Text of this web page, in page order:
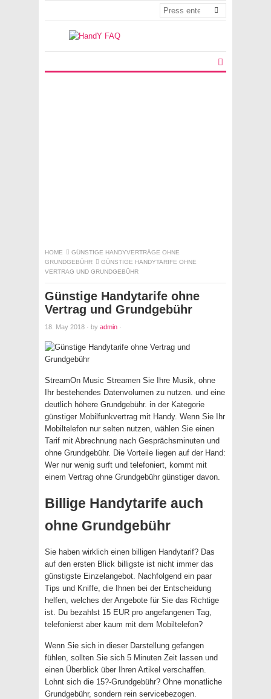
HOME
GÜNSTIGE HANDYVERTRÄGE OHNE
GRUNDGEBÜHR
GÜNSTIGE HANDYTARIFE OHNE
VERTRAG UND GRUNDGEBÜHR
Günstige Handytarife ohne
Vertrag und Grundgebühr
18. May 2018 · by admin ·
StreamOn Music Streamen Sie Ihre Musik, ohne
Ihr bestehendes Datenvolumen zu nutzen. und eine
deutlich höhere Grundgebühr. in der Kategorie
günstiger Mobilfunkvertrag mit Handy. Wenn Sie Ihr
Mobiltelefon nur selten nutzen, wählen Sie einen
Tarif mit Abrechnung nach Gesprächsminuten und
ohne Grundgebühr. Die Vorteile liegen auf der Hand:
Wer nur wenig surft und telefoniert, kommt mit
einem Vertrag ohne Grundgebühr günstiger davon.
Billige Handytarife auch
ohne Grundgebühr
Sie haben wirklich einen billigen Handytarif? Das
auf den ersten Blick billigste ist nicht immer das
günstigste Einzelangebot. Nachfolgend ein paar
Tips und Kniffe, die Ihnen bei der Entscheidung
helfen, welches der Angebote für Sie das Richtige
ist. Du bezahlst 15 EUR pro angefangenen Tag,
telefonierst aber kaum mit dem Mobiltelefon?
Wenn Sie sich in dieser Darstellung gefangen
fühlen, sollten Sie sich 5 Minuten Zeit lassen und
einen Überblick über Ihren Artikel verschaffen.
Lohnt sich die 15?-Grundgebühr? Ohne monatliche
Grundgebühr, sondern rein servicebezogen.